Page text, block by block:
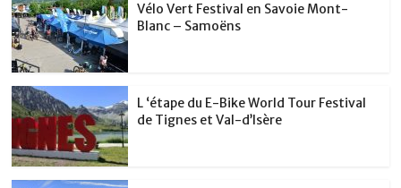
Vélo Vert Festival en Savoie Mont-
Blanc – Samoëns
L ‘étape du E-Bike World Tour Festival
de Tignes et Val-d’Isère